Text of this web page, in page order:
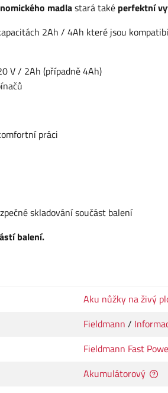
madlastará také perfektní
2Ah / 4Ah které jsou
V / 2Ah (případně 4Ah)
práci
skladování součást balení
balení.
Aku nůžky na živý
Fieldmann /
Fieldmann Fast
Akumulátorový